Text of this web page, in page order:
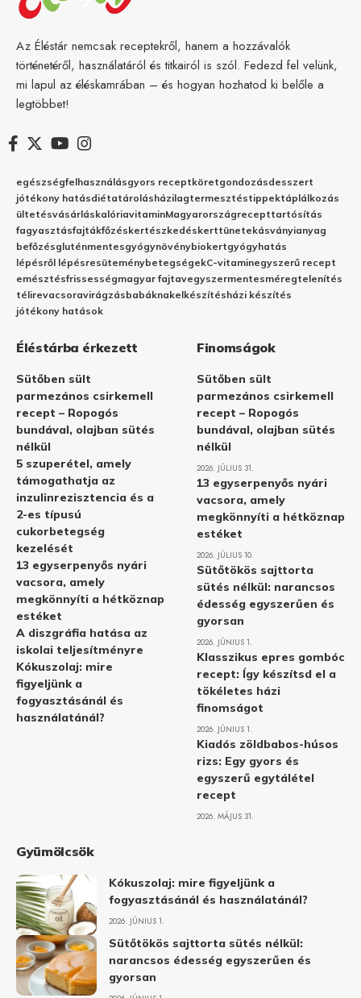
Az Éléstár nemcsak receptekről, hanem a hozzávalók
történetéről, használatáról és titkairól is szól. Fedezd fel velünk,
mi lapul az éléskamrában – és hogyan hozhatod ki belőle a
legtöbbet!
egészségfelhasználásgyors receptköretgondozásdesszert
jótékony hatásdiétatárolásházilagtermesztéstippektáplálkozás
ültetésvásárláskalóriavitaminMagyarországrecepttartósítás
fagyasztásfajtákfőzéskertészkedéskerttünetekásványianyag
befőzésgluténmentesgyógynövénybiokertgyógyhatás
lépésről lépésresüteménybetegségekC-vitaminegyszerű recept
emésztésfrissességmagyar fajtavegyszermentesméregtelenítés
télirevacsoravirágzásbabáknakelkészítésházi készítés
jótékony hatások
Éléstárba érkezett
Sütőben sült
parmezános csirkemell
recept – Ropogós
bundával, olajban sütés
nélkül
5 szuperétel, amely
támogathatja az
inzulinrezisztencia és a
2-es típusú
cukorbetegség
kezelését
13 egyserpenyős nyári
vacsora, amely
megkönnyíti a hétköznap
estéket
A diszgráfia hatása az
iskolai teljesítményre
Kókuszolaj: mire
figyeljünk a
fogyasztásánál és
használatánál?
Finomságok
Sütőben sült
parmezános csirkemell
recept – Ropogós
bundával, olajban sütés
nélkül
2026. JÚLIUS 31.
13 egyserpenyős nyári
vacsora, amely
megkönnyíti a hétköznap
estéket
2026. JÚLIUS 10.
Sütőtökös sajttorta
sütés nélkül: narancsos
édesség egyszerűen és
gyorsan
2026. JÚNIUS 1.
Klasszikus epres gombóc
recept: Így készítsd el a
tökéletes házi
finomságot
2026. JÚNIUS 1.
Kiadós zöldbabos-húsos
rizs: Egy gyors és
egyszerű egytálétel
recept
2026. MÁJUS 31.
Gyümölcsök
Kókuszolaj: mire figyeljünk a
fogyasztásánál és használatánál?
2026. JÚNIUS 1.
Sütőtökös sajttorta sütés nélkül:
narancsos édesség egyszerűen és
gyorsan